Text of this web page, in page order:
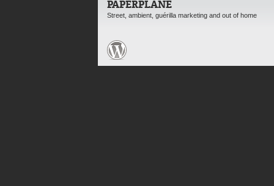
PAPERPLANE
Street, ambient, guérilla marketing and out of home